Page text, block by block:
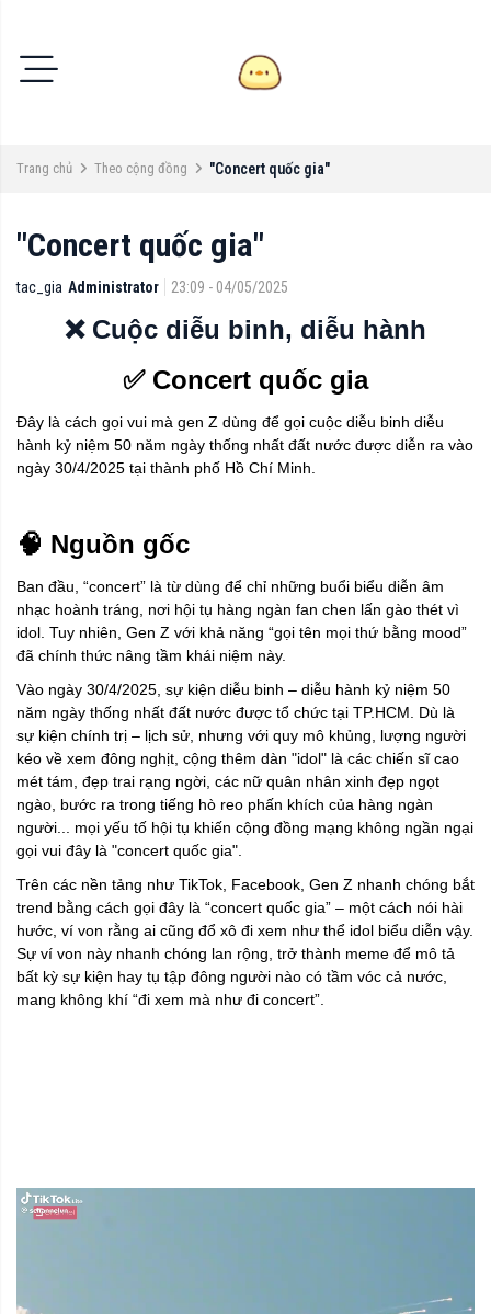
Trang chủ Theo cộng đồng "Concert quốc gia"
"Concert quốc gia"
tac_gia Administrator 23:09 - 04/05/2025
❌ Cuộc diễu binh, diễu hành
✅ Concert quốc gia
Đây là cách gọi vui mà gen Z dùng để gọi cuộc diễu binh diễu
hành kỷ niệm 50 năm ngày thống nhất đất nước được diễn ra vào
ngày 30/4/2025 tại thành phố Hồ Chí Minh.
🧠 Nguồn gốc
Ban đầu, “concert” là từ dùng để chỉ những buổi biểu diễn âm
nhạc hoành tráng, nơi hội tụ hàng ngàn fan chen lấn gào thét vì
idol. Tuy nhiên, Gen Z với khả năng “gọi tên mọi thứ bằng mood”
đã chính thức nâng tầm khái niệm này.
Vào ngày 30/4/2025, sự kiện diễu binh – diễu hành kỷ niệm 50
năm ngày thống nhất đất nước được tổ chức tại TP.HCM. Dù là
sự kiện chính trị – lịch sử, nhưng với quy mô khủng, lượng người
kéo về xem đông nghịt, cộng thêm dàn "idol" là các chiến sĩ cao
mét tám, đẹp trai rạng ngời, các nữ quân nhân xinh đẹp ngọt
ngào, bước ra trong tiếng hò reo phấn khích của hàng ngàn
người... mọi yếu tố hội tụ khiến cộng đồng mạng không ngần ngại
gọi vui đây là "concert quốc gia".
Trên các nền tảng như TikTok, Facebook, Gen Z nhanh chóng bắt
trend bằng cách gọi đây là “concert quốc gia” – một cách nói hài
hước, ví von rằng ai cũng đổ xô đi xem như thể idol biểu diễn vậy.
Sự ví von này nhanh chóng lan rộng, trở thành meme để mô tả
bất kỳ sự kiện hay tụ tập đông người nào có tầm vóc cả nước,
mang không khí “đi xem mà như đi concert”.